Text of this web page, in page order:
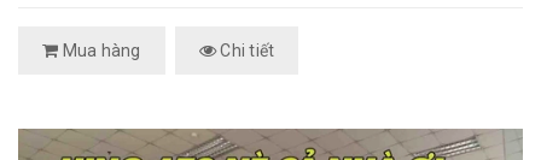
Mua hàng Chi tiết